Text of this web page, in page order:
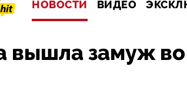
НОВОСТИ ВИДЕО
вышла замуж